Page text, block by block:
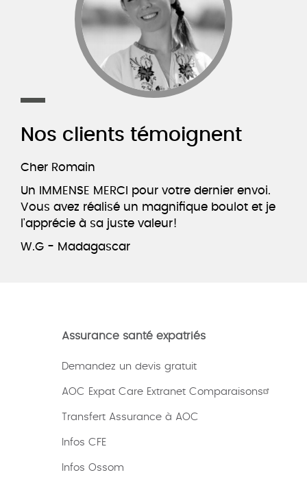
Nos clients témoignent
Cher Romain
Un IMMENSE MERCI pour votre dernier envoi.
Vous avez réalisé un magnifique boulot et je
l'apprécie à sa juste valeur!
W.G - Madagascar
Assurance santé expatriés
Demandez un devis gratuit
AOC Expat Care Extranet Comparaisons
Transfert Assurance à AOC
Infos CFE
Infos Ossom